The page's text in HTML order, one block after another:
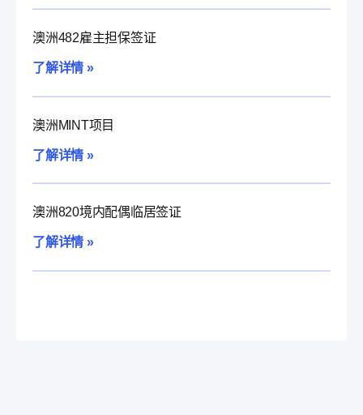
澳洲482雇主担保签证
了解详情 »
澳洲MINT项目
了解详情 »
澳洲820境内配偶临居签证
了解详情 »